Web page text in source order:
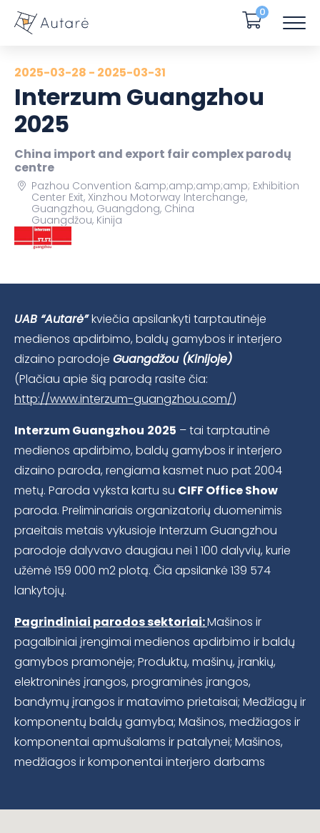
0
2025-03-28 - 2025-03-31
Interzum Guangzhou
2025
China import and export fair complex parodų
centre
Pazhou Convention &amp;amp;amp;amp; Exhibition
Center Exit, Xinzhou Motorway Interchange,
Guangzhou, Guangdong, China
Guangdžou, Kinija
UAB “Autarė”kviečia apsilankyti tarptautinėje
medienos apdirbimo, baldų gamybos ir interjero
dizaino parodoje Guangdžou (Kinijoje)
(Plačiau apie šią parodą rasite čia:
http://www.interzum-guangzhou.com/)
Interzum Guangzhou 2025 – tai tarptautinė
medienos apdirbimo, baldų gamybos ir interjero
dizaino paroda, rengiama kasmet nuo pat 2004
metų. Paroda vyksta kartu su CIFF Office Show
paroda. Preliminariais organizatorių duomenimis
praeitais metais vykusioje Interzum Guangzhou
parodoje dalyvavo daugiau nei 1 100 dalyvių, kurie
užėmė 159 000 m2 plotą. Čia apsilankė 139 574
lankytojų.
Pagrindiniai parodos sektoriai:Mašinos ir
pagalbiniai įrengimai medienos apdirbimo ir baldų
gamybos pramonėje; Produktų, mašinų, įrankių,
elektroninės įrangos, programinės įrangos,
bandymų įrangos ir matavimo prietaisai; Medžiagų ir
komponentų baldų gamyba; Mašinos, medžiagos ir
komponentai apmušalams ir patalynei; Mašinos,
medžiagos ir komponentai interjero darbams